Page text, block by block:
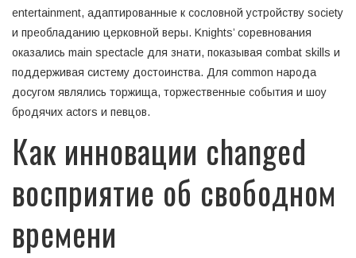
entertainment, адаптированные к сословной устройству society
и преобладанию церковной веры. Knights’ соревнования
оказались main spectacle для знати, показывая combat skills и
поддерживая систему достоинства. Для common народа
досугом являлись торжища, торжественные события и шоу
бродячих actors и певцов.
Как инновации changed
восприятие об свободном
времени